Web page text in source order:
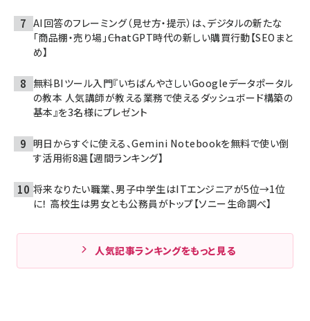
AI回答のフレーミング（見せ方・提示）は、デジタルの新たな
「商品棚・売り場」――ChatGPT時代の新しい購買行動【SEOまと
め】
無料BIツール入門『いちばんやさしいGoogleデータポータル
の教本 人気講師が教える業務で使えるダッシュボード構築の
基本』を3名様にプレゼント
明日からすぐに使える、Gemini Notebookを無料で使い倒
す活用術8選【週間ランキング】
将来なりたい職業、男子中学生はITエンジニアが5位→1位
に！ 高校生は男女とも公務員がトップ【ソニー生命調べ】
人気記事ランキングをもっと見る